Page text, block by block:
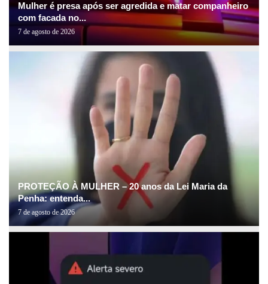
Mulher é presa após ser agredida e matar companheiro
com facada no...
7 de agosto de 2026
PROTEÇÃO À MULHER – 20 anos da Lei Maria da
Penha: entenda...
7 de agosto de 2026